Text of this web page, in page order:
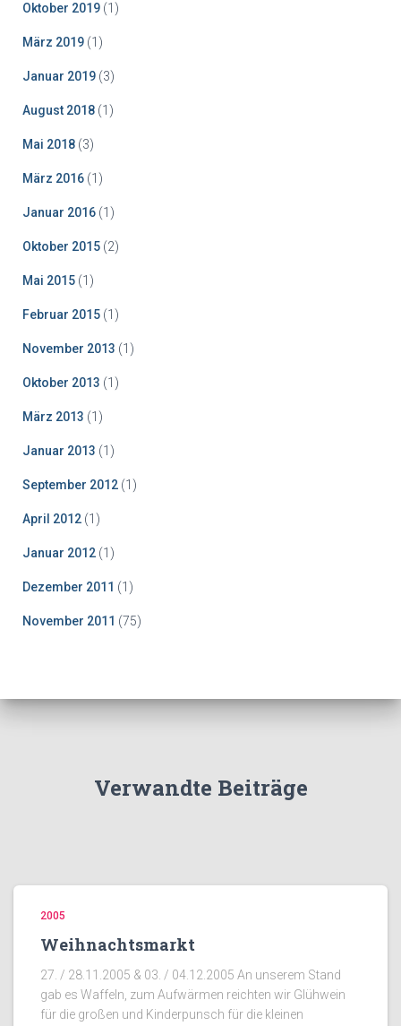
Oktober 2019 (1)
März 2019 (1)
Januar 2019 (3)
August 2018 (1)
Mai 2018 (3)
März 2016 (1)
Januar 2016 (1)
Oktober 2015 (2)
Mai 2015 (1)
Februar 2015 (1)
November 2013 (1)
Oktober 2013 (1)
März 2013 (1)
Januar 2013 (1)
September 2012 (1)
April 2012 (1)
Januar 2012 (1)
Dezember 2011 (1)
November 2011 (75)
Verwandte Beiträge
2005
Weihnachtsmarkt
27. / 28.11.2005 & 03. / 04.12.2005 An unserem Stand
gab es Waffeln, zum Aufwärmen reichten wir Glühwein
für die großen und Kinderpunsch für die kleinen